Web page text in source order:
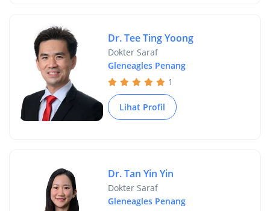
Dr. Tee Ting Yoong
Dokter Saraf
Gleneagles Penang
1
Lihat Profil
Dr. Tan Yin Yin
Dokter Saraf
Gleneagles Penang